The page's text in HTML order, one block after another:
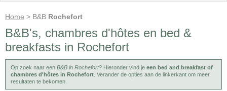
Home > B&B Rochefort
B&B's, chambres d'hôtes en bed &
breakfasts in Rochefort
Op zoek naar een B&B in Rochefort? Hieronder vind je een bed and breakfast of
chambres d'hôtes in Rochefort . Verander de opties aan de linkerkant om meer
resultaten te bekomen.